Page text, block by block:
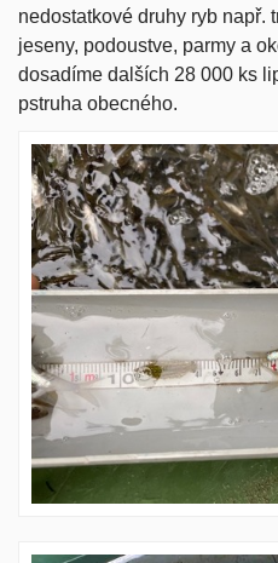
nedostatkové druhy ryb např.
jeseny, podoustve, parmy a
dosadíme dalších 28 000 ks
pstruha obecného.